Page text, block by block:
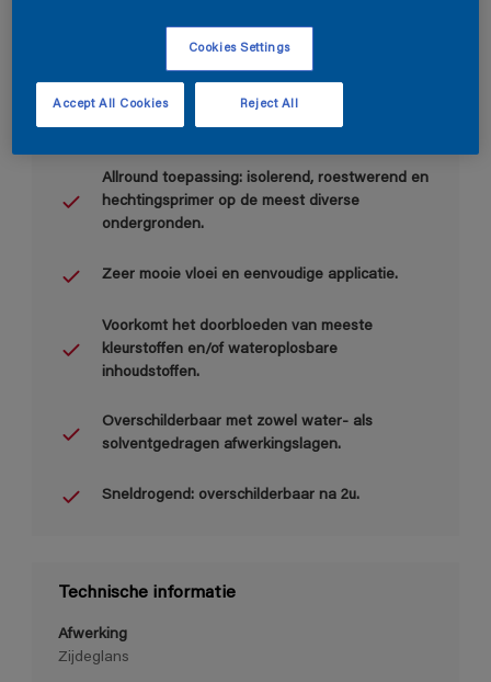
Allround toepassing: isolerend, roestwerend en
hechtingsprimer op de meest diverse
ondergronden.
Zeer mooie vloei en eenvoudige applicatie.
Voorkomt het doorbloeden van meeste
kleurstoffen en/of wateroplosbare
inhoudstoffen.
Overschilderbaar met zowel water- als
solventgedragen afwerkingslagen.
Sneldrogend: overschilderbaar na 2u.
Technische informatie
Afwerking
Zijdeglans
Cookies Settings
Reject All
Accept All Cookies